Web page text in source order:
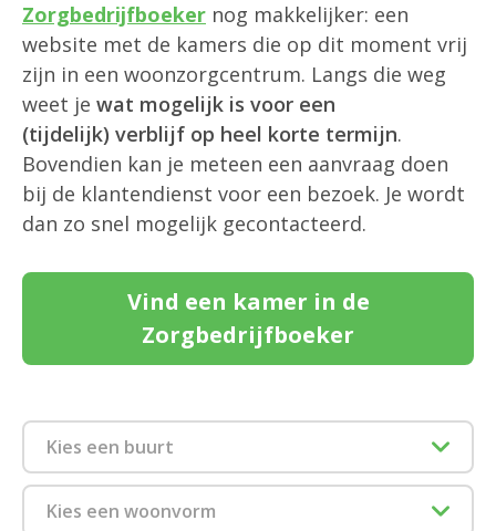
Zorgbedrijfboeker nog makkelijker: een
website met de kamers die op dit moment vrij
zijn in een woonzorgcentrum. Langs die weg
weet je wat mogelijk is voor een
(tijdelijk) verblijf op heel korte termijn.
Bovendien kan je meteen een aanvraag doen
bij de klantendienst voor een bezoek. Je wordt
dan zo snel mogelijk gecontacteerd.
Vind een kamer in de
Zorgbedrijfboeker
Kies een buurt
Kies een woonvorm